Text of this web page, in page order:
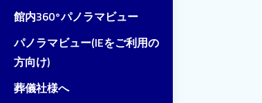
館内360°パノラマビュー
パノラマビュー(IEをご利用の
方向け)
葬儀社様へ